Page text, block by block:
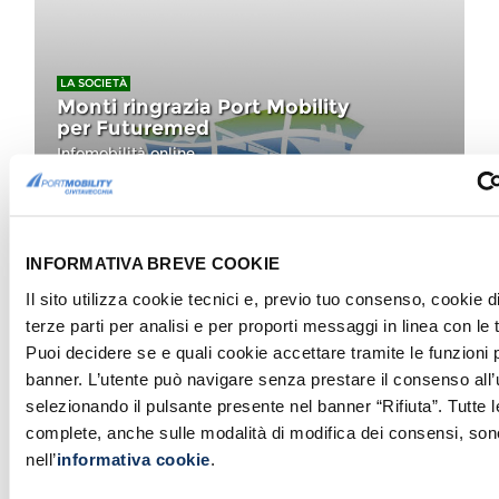
INFORMATIVA BREVE COOKIE
Il sito utilizza cookie tecnici e, previo tuo consenso, cookie
terze parti per analisi e per proporti messaggi in linea con le
Puoi decidere se e quali cookie accettare tramite le funzioni
banner. L’utente può navigare senza prestare il consenso
selezionando il pulsante presente nel banner “Rifiuta”. Tutte
complete, anche sulle modalità di modifica dei consensi,
nell’informativa cookie
LA SOCIETÀ
Monti ringrazia Port Mobility
per Futuremed
Infomobilità online
LA SOCIETÀ
Bandi di Gara aggiudicati